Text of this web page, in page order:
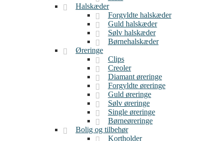
Halskæder
Forgyldte halskæder
Guld halskæder
Sølv halskæder
Børnehalskæder
Øreringe
Clips
Creoler
Diamant øreringe
Forgyldte øreringe
Guld øreringe
Sølv øreringe
Single øreringe
Børneøreringe
Bolig og tilbehør
Kortholder